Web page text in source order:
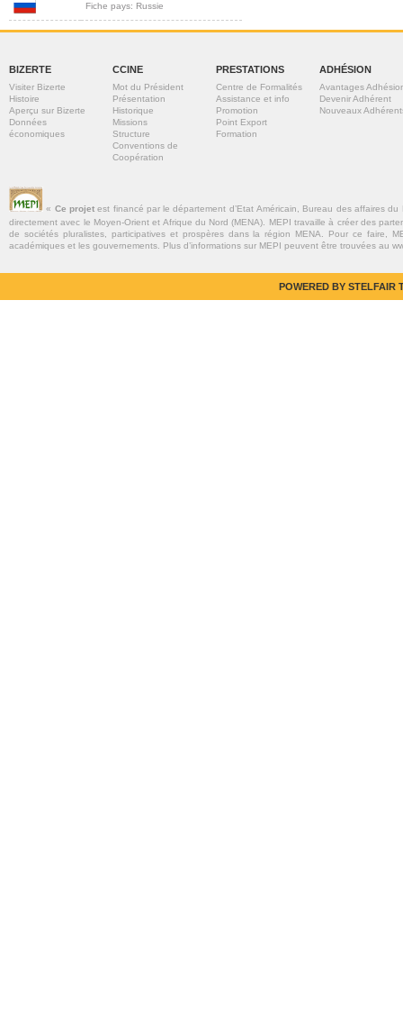
Fiche pays: Russie
BIZERTE
Visiter Bizerte
Histoire
Aperçu sur Bizerte
Données
économiques
CCINE
Mot du Président
Présentation
Historique
Missions
Structure
Conventions de
Coopération
PRESTATIONS
Centre de Formalités
Assistance et info
Promotion
Point Export
Formation
ADHÉSION
Avantages
Devenir Adhérent
Nouveaux
« Ce projetest financé par le département d’Etat Américain, Bureau des affaires
directement avec le Moyen-Orient et Afrique du Nord (MENA). MEPI travaille à créer des
de sociétés pluralistes, participatives et prospères dans la région MENA. Pour ce faire,
académiques et les gouvernements. Plus d’informations sur MEPI peuvent être trouvées au
POWERED BY STELFAIR